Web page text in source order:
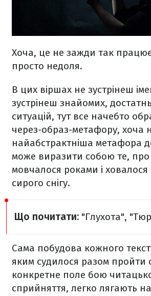
Хоча, це не зажди так
просто недоля.
В цих віршах не зустрінеш
зустрінеш знайомих,
ситуацій, тут все начебто
через-образ-метафору, хоча
найабстрактніша метафора
може виразити собою те,
мовчалося роками і
сирого снігу.
Що почитати: "Глухота",
Сама побудова кожного
яким судилося разом пройти
конкретне поле бою
сприйняття, легко лягають